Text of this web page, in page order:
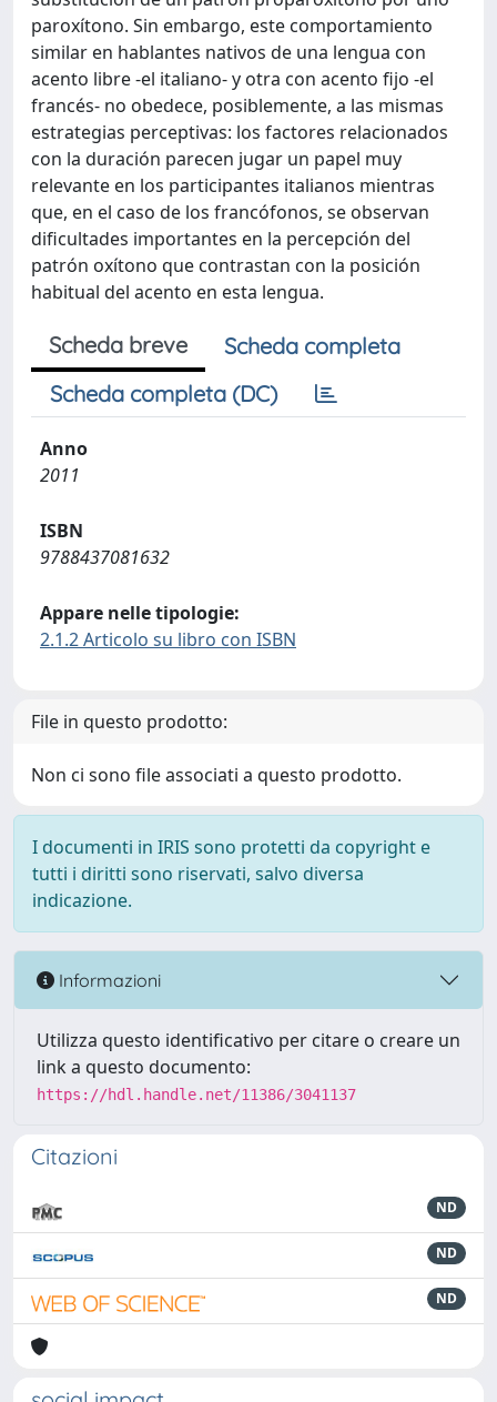
paroxítono. Sin embargo, este comportamiento
similar en hablantes nativos de una lengua con
acento libre -el italiano- y otra con acento fijo -el
francés- no obedece, posiblemente, a las mismas
estrategias perceptivas: los factores relacionados
con la duración parecen jugar un papel muy
relevante en los participantes italianos mientras
que, en el caso de los francófonos, se observan
dificultades importantes en la percepción del
patrón oxítono que contrastan con la posición
habitual del acento en esta lengua.
Scheda breve
Scheda completa
Scheda completa (DC)
Anno
2011
ISBN
9788437081632
Appare nelle tipologie:
2.1.2 Articolo su libro con ISBN
File in questo prodotto:
Non ci sono file associati a questo prodotto.
I documenti in IRIS sono protetti da copyright e
tutti i diritti sono riservati, salvo diversa
indicazione.
Informazioni
Utilizza questo identificativo per citare o creare un
link a questo documento:
https://hdl.handle.net/11386/3041137
Citazioni
ND
ND
ND